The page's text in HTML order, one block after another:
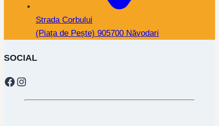
Strada Corbului
(Piața de Pește) 905700 Năvodari
SOCIAL
Facebook
Instagram